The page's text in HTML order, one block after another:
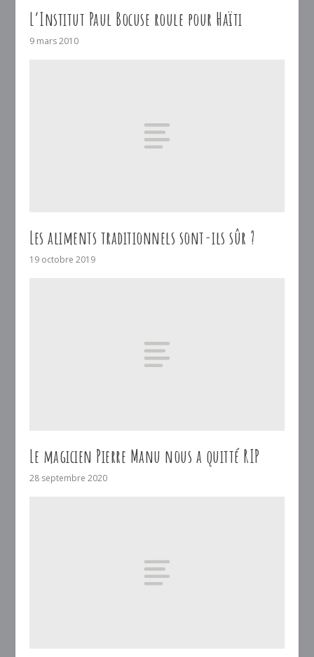
L’Institut Paul Bocuse roule pour Haïti
9 mars 2010
Les aliments traditionnels sont-ils sûr ?
19 octobre 2019
Le magicien Pierre Manu nous a quitté RIP
28 septembre 2020